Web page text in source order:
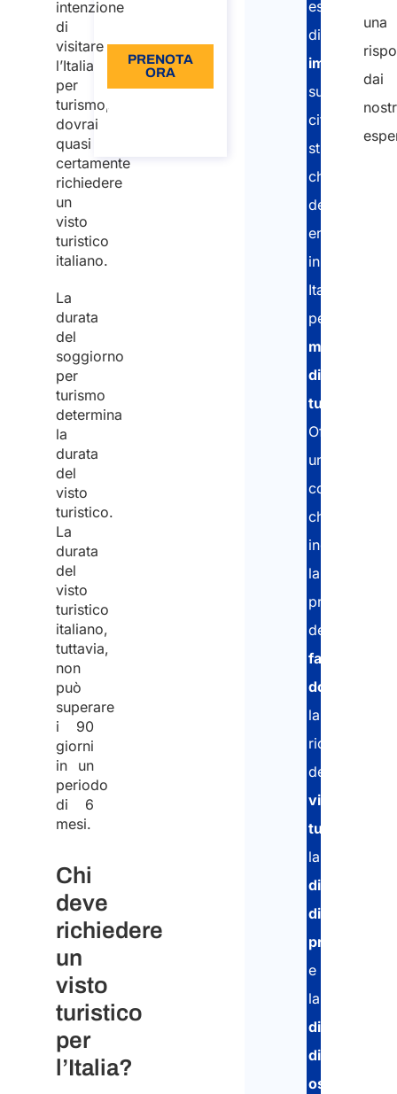
intenzione
di
visitare
l’Italia
per
turismo,
dovrai
quasi
certamente
richiedere
un
visto
turistico
italiano.
La
durata
del
soggiorno
per
turismo
determina
la
durata
del
visto
turistico.
La
durata
del
visto
turistico
italiano,
tuttavia,
non
può
superare
i 90
giorni
in un
periodo
di 6
mesi.
Chi
deve
richiedere
un
visto
turistico
per
l’Italia?
PRENOTA
ORA
esperti
di
supportano
cittadini
stranieri
che
desiderano
entrare
in
Italia
per
motivi
di
turismo
Offriamo
un’assistenza
completa
che
include
la
preparazione
del
fascicolo
la
richiesta
del
visto
turistico
la
di
presenza
e
la
di
ospitalità
una
dai